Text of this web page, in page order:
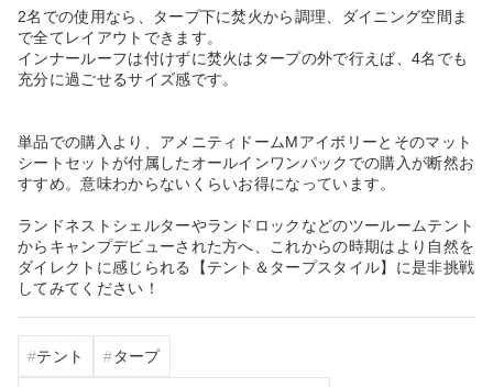
2名での使用なら、タープ下に焚火から調理、ダイニング空間ま
で全てレイアウトできます。
インナールーフは付けずに焚火はタープの外で行えば、4名でも
充分に過ごせるサイズ感です。
単品での購入より、アメニティドームMアイボリーとそのマット
シートセットが付属したオールインワンパックでの購入が断然お
すすめ。意味わからないくらいお得になっています。
ランドネストシェルターやランドロックなどのツールームテント
からキャンプデビューされた方へ、これからの時期はより自然を
ダイレクトに感じられる【テント＆タープスタイル】に是非挑戦
してみてください！
テント タープ